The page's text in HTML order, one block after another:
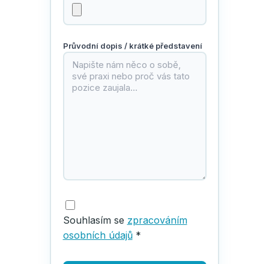
Průvodní dopis / krátké představení
Souhlasím se zpracováním
osobních údajů*